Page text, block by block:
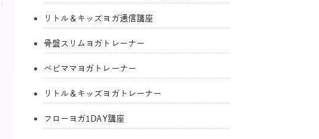
リトル＆キッズヨガ通信講座
骨盤スリムヨガトレーナー
ベビママヨガトレーナー
リトル＆キッズヨガトレーナー
フローヨガ1DAY講座